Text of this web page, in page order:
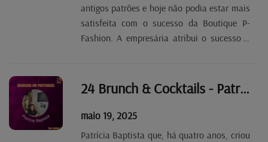
antigos patrões e hoje não podia estar mais
satisfeita com o sucesso da Boutique P-
Fashion. A empresária atribui o sucesso à
com que trabalha, nomeadamente a24 Brunch & Cocktails - Patrícia Baptista Tp. 2 Ep. 71
maio 19, 2025
Patrícia Baptista que, há quatro anos, criou